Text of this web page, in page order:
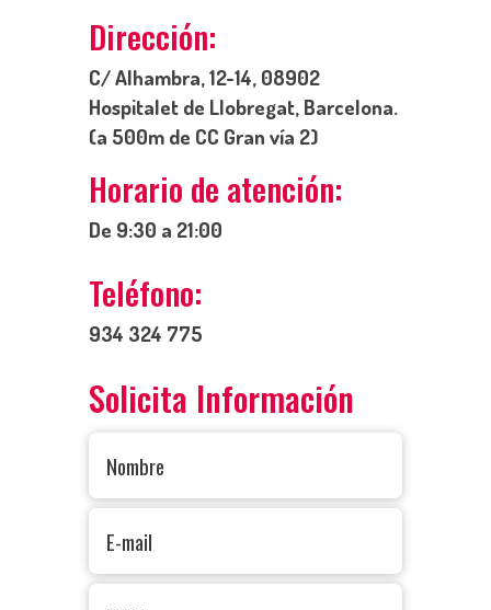
Dirección:
C/ Alhambra, 12-14, 08902
Hospitalet de Llobregat, Barcelona.
(a 500m de CC Gran vía 2)
Horario de atención:
De 9:30 a 21:00
Teléfono:
934 324 775
Solicita Información